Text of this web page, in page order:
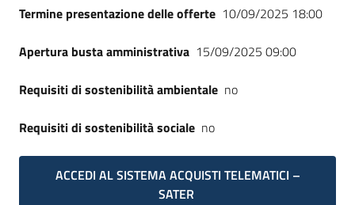
Termine presentazione delle offerte 10/09/2025 18:00
Apertura busta amministrativa 15/09/2025 09:00
Requisiti di sostenibilità ambientale no
Requisiti di sostenibilità sociale no
ACCEDI AL SISTEMA ACQUISTI TELEMATICI –
SATER